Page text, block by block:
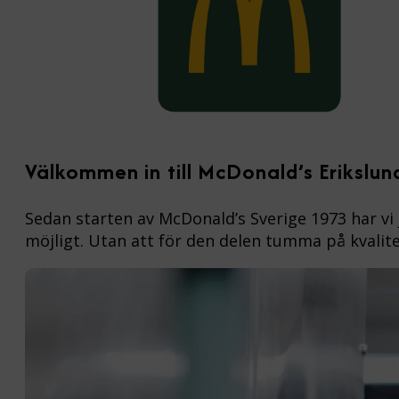
Välkommen in till McDonald’s
Sedan starten av McDonald’s Sverige 1973
möjligt. Utan att för den delen tumma på